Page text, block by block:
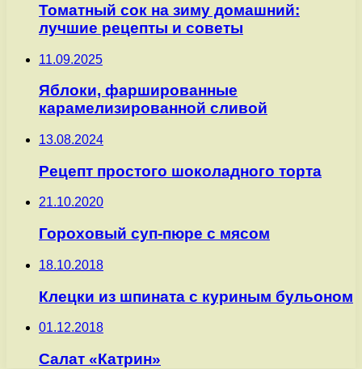
Томатный сок на зиму домашний:
лучшие рецепты и советы
11.09.2025
Яблоки, фаршированные
карамелизированной сливой
13.08.2024
Рецепт простого шоколадного торта
21.10.2020
Гороховый суп-пюре с мясом
18.10.2018
Клецки из шпината с куриным бульоном
01.12.2018
Салат «Катрин»